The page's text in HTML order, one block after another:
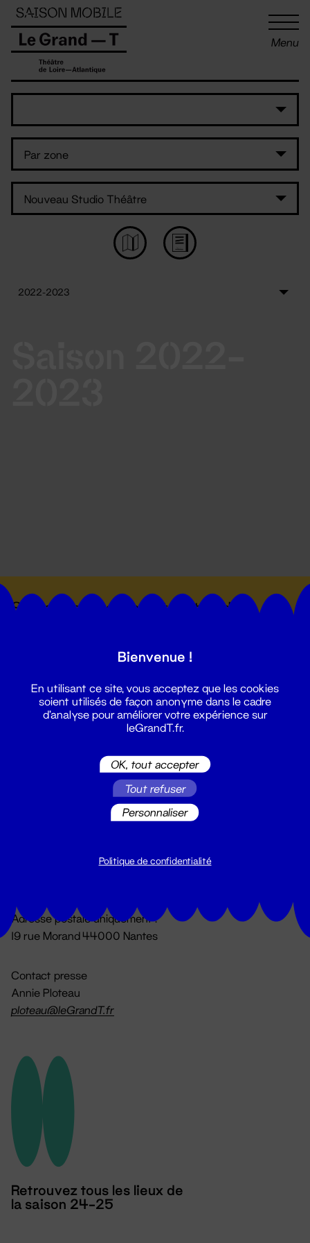
Menu
Suivez toutes les actualités du
Du lundi au vendredi 14h → 18h
Adresse postale uniquement :
19 rue Morand 44000 Nantes
Contact presse
Annie Ploteau
ploteau@leGrandT.fr
Retrouvez tous les lieux de
la saison 24-25
Panneau de gestion des cookies
Bienvenue !
En utilisant ce site, vous acceptez que les cookies
soient utilisés de façon anonyme dans le cadre
d'analyse pour améliorer votre expérience sur
leGrandT.fr.
OK, tout accepter
Tout refuser
Personnaliser
Politique de confidentialité